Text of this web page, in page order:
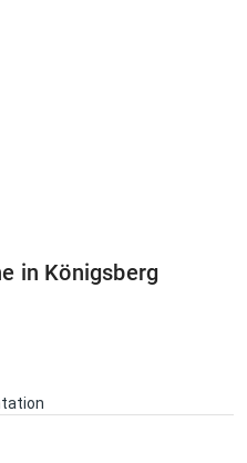
in Königsberg